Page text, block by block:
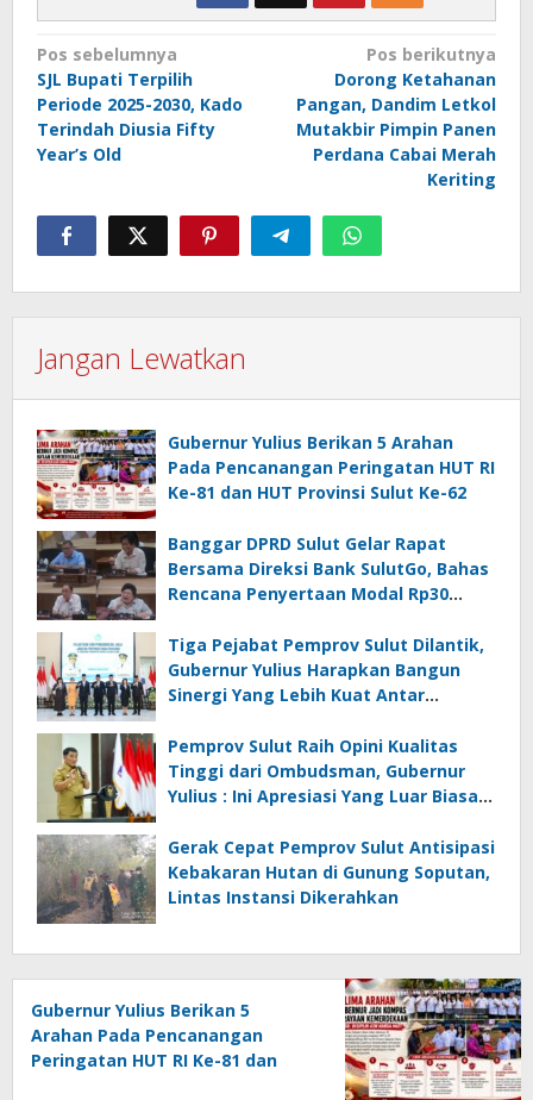
Navigasi
pos
Pos sebelumnya
SJL Bupati Terpilih
Periode 2025-2030, Kado
Terindah Diusia Fifty
Year’s Old
Pos berikutnya
Dorong Ketahanan
Pangan, Dandim Letkol
Mutakbir Pimpin Panen
Perdana Cabai Merah
Keriting
Jangan Lewatkan
Gubernur Yulius Berikan 5 Arahan
Pada Pencanangan Peringatan HUT RI
Ke-81 dan HUT Provinsi Sulut Ke-62
Banggar DPRD Sulut Gelar Rapat
Bersama Direksi Bank SulutGo, Bahas
Rencana Penyertaan Modal Rp30
Tiga Pejabat Pemprov Sulut Dilantik,
Gubernur Yulius Harapkan Bangun
Sinergi Yang Lebih Kuat Antar
Pemprov Sulut Raih Opini Kualitas
Tinggi dari Ombudsman, Gubernur
Yulius : Ini Apresiasi Yang Luar Biasa,
Gerak Cepat Pemprov Sulut Antisipasi
Kebakaran Hutan di Gunung Soputan,
Lintas Instansi Dikerahkan
Gubernur Yulius Berikan 5
Arahan Pada Pencanangan
Peringatan HUT RI Ke-81 dan